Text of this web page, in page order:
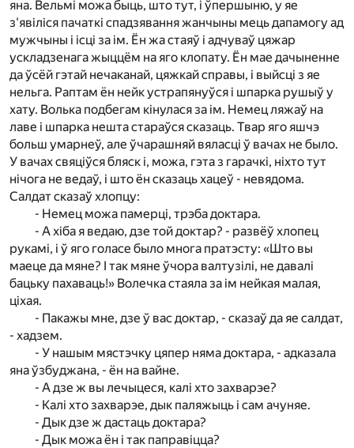
яна. Вельмі можа быць, што тут, і ўпершыню, у яе
з'явіліся пачаткі спадзявання жанчыны мець дапамогу ад
мужчыны і ісці за ім. Ён жа стаяў і адчуваў цяжар
ускладзенага жыццём на яго клопату. Ён мае дачыненне
да ўсёй гэтай нечаканай, цяжкай справы, і выйсці з яе
нельга. Раптам ён нейк устрапянуўся і шпарка рушыў у
хату. Волька подбегам кінулася за ім. Немец ляжаў на
лаве і шпарка нешта стараўся сказаць. Твар яго яшчэ
больш умарнеў, але ўчарашняй вяласці ў вачах не было.
У вачах свяціўся бляск і, можа, гэта з гарачкі, ніхто тут
нічога не ведаў, і што ён сказаць хацеў - невядома.
Салдат сказаў хлопцу:
- Немец можа памерці, трэба доктара.
- А хіба я ведаю, дзе той доктар? - развёў хлопец
рукамі, і ў яго голасе было многа пратэсту: «Што вы
маеце да мяне? І так мяне ўчора валтузілі, не давалі
бацьку пахаваць!» Волечка стаяла за ім нейкая малая,
ціхая.
- Пакажы мне, дзе ў вас доктар, - сказаў да яе салдат,
- хадзем.
- У нашым мястэчку цяпер няма доктара, - адказала
яна ўзбуджана, - ён на вайне.
- А дзе ж вы лечыцеся, калі хто захварэе?
- Калі хто захварэе, дык паляжыць і сам ачуняе.
- Дык дзе ж дастаць доктара?
- Дык можа ён і так паправіцца?